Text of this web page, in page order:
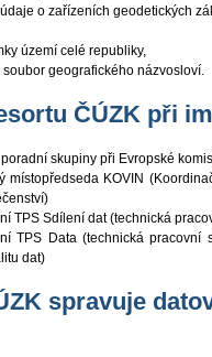
o zařízeních geodetických
území celé republiky,
geografického názvosloví.
ČÚZK při
skupiny při Evropské
místopředseda KOVIN
TPS Sdílení dat (technická
TPS Data (technická pracovní
dat)
spravuje